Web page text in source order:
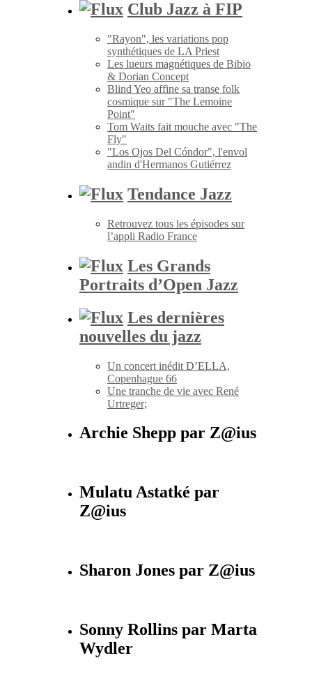
Club Jazz à FIP
"Rayon", les variations pop
synthétiques de LA Priest
Les lueurs magnétiques de Bibio
& Dorian Concept
Blind Yeo affine sa transe folk
cosmique sur "The Lemoine
Point"
Tom Waits fait mouche avec "The
Fly"
"Los Ojos Del Cóndor", l'envol
andin d'Hermanos Gutiérrez
Tendance Jazz
Retrouvez tous les épisodes sur
l’appli Radio France
Les Grands
Portraits d’Open Jazz
Les dernières
nouvelles du jazz
Un concert inédit D’ELLA,
Copenhague 66
Une tranche de vie avec René
Urtreger;
Archie Shepp par Z@ius
Mulatu Astatké par
Z@ius
Sharon Jones par Z@ius
Sonny Rollins par Marta
Wydler